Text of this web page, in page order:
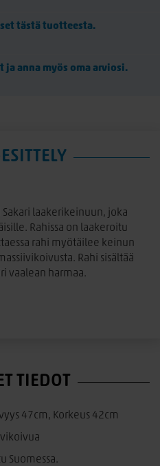
tästä tuotteesta.
ja anna myös oma arviosi.
laakerikeinuun, joka
Rahissa on laakeroitu
rahi myötäilee keinun
Rahi sisältää
vaalean harmaa.
TIEDOT
47cm, Korkeus 42cm
Suomessa.